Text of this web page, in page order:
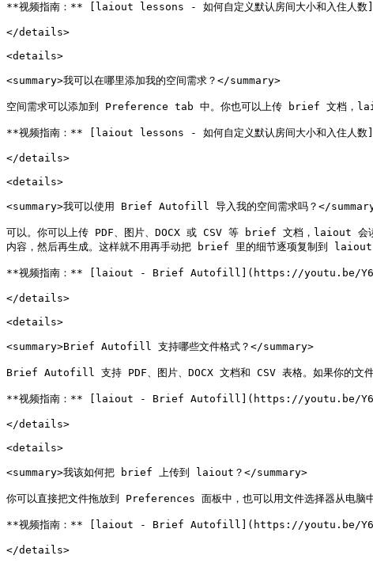
**视频指南：** [laiout lessons - 如何自定义默认房间大小和入住
</details>
<details>
<summary>我可以在哪里添加我的空间需求？</summary>
空间需求可以添加到 Preference tab 中。你也可以上传 brief 文档
**视频指南：** [laiout lessons - 如何自定义默认房间大小和入住
</details>
<details>
<summary>我可以使用 Brief Autofill 导入我的空间需求吗？</
可以。你可以上传 PDF、图片、DOCX 或 CSV 等 brief 文档，laiout 会
内容，然后再生成。这样就不用再手动把 brief 里的细节逐项复制到 laiout
**视频指南：** [laiout - Brief Autofill](https://youtu.be/
</details>
<details>
<summary>Brief Autofill 支持哪些文件格式？</summary>
Brief Autofill 支持 PDF、图片、DOCX 文档和 CSV 表格。如果你的文件
**视频指南：** [laiout - Brief Autofill](https://youtu.be/
</details>
<details>
<summary>我该如何把 brief 上传到 laiout？</summary>
你可以直接把文件拖放到 Preferences 面板中，也可以用文件选择器从电脑中
**视频指南：** [laiout - Brief Autofill](https://youtu.be/
</details>